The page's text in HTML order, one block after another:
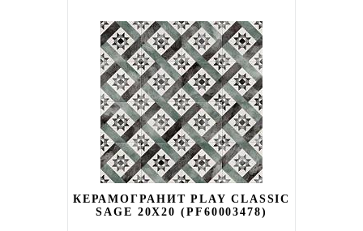
КЕРАМОГРАНИТ PLAY CLASSIC
SAGE 20X20 (PF60003478)